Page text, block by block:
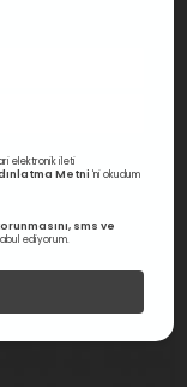
elektronik ileti
Metni 'ni okudum
sms ve
ediyorum.